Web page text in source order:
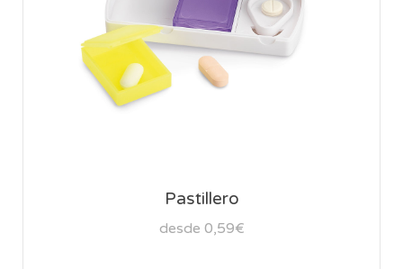
Pastillero
desde 0,59€